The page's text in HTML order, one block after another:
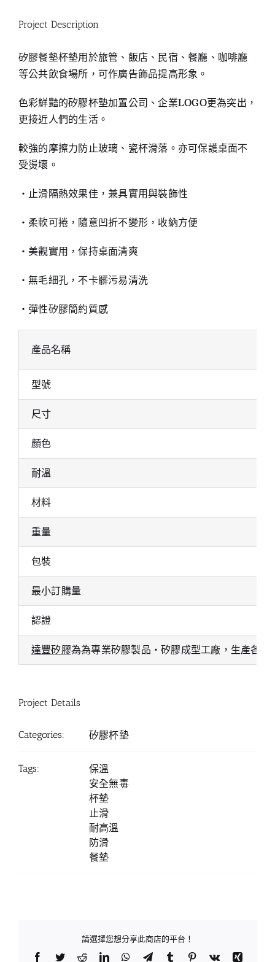
Project Description
矽膠餐墊杯墊用於旅管、飯店、民宿、餐廳、咖啡廳
等公共飲食場所，可作廣告飾品提高形象。
色彩鮮豔的矽膠杯墊加置公司、企業LOGO更為突出，
更接近人們的生活。
較強的摩擦力防止玻璃、瓷杯滑落。亦可保護桌面不
受燙壞。
‧止滑隔熱效果佳，兼具實用與裝飾性
‧柔軟可捲，隨意凹折不變形，收納方便
‧美觀實用，保持桌面清爽
‧無毛細孔，不卡髒污易清洗
‧彈性矽膠簡約質感
產品名稱
型號
尺寸
顏色
耐溫
材料
重量
包裝
最小訂購量
認證
達豐矽膠為為專業矽膠製品・矽膠成型工廠，生產各
Project Details
Categories: 矽膠杯墊
Tags:
保溫
安全無毒
杯墊
止滑
耐高溫
防滑
餐墊
請選擇您想分享此商店的平台！
Facebook
TwitterRedditLinkedInWhatsApp
TelegramTumblr Pinterest
Vk Xing